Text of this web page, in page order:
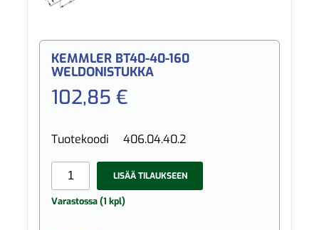
KEMMLER BT40-40-160
WELDONISTUKKA
102,85 €
Tuotekoodi 406.04.40.2
LISÄÄ TILAUKSEEN
Varastossa (1 kpl)